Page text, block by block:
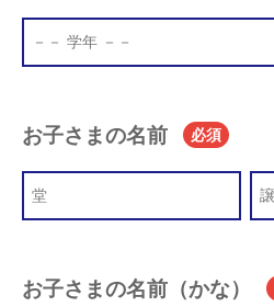
お子さまの名前 必須
お子さまの名前（かな）